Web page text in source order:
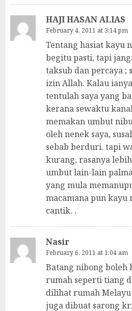
HAJI HASAN ALIAS
February 4, 2011 at 3:14 pm
Tentang hasiat kayu
begitu pasti, tapi
taksub dan percaya ;
izin Allah. Kalau
tentulah saya yang
kerana sewaktu
memakan umbut
oleh nenek saya,
sebab berduri. tapi
kurang, rasanya
umbut lain-lain
yang mula
macamana pun kayu
cantik. .
Nasir
February 6, 2011 at 1:04 am
Batang nibong boleh
rumah seperti tiang
dilihat rumah
juga dibuat sarong